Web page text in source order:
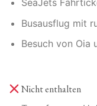
SeaJets
Busausflug mit
Besuch von Oia
Nicht enthalten